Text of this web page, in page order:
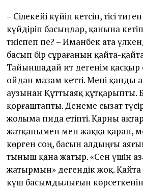
– Сілекейі күйіп кетсін, тісі
күйдіріп басыңдар, қанына
тиіспеп пе? – Иманбек ата
басып бір сұрағанын қайта-
Тайыншадай ит дегенім қасқыр
ойдан мазам кетті. Мені қанды
аузынан Құттыаяқ құтқарыпты.
қорғаштапты. Денеме сызат
жолыма пида етіпті. Қарны
жатқанымен мен жаққа қарап,
көрген соң, басын алдыңғы
тыныш қана жатыр. «Сен үшін
жатырмын» дегендік жоқ. Қайта
күш басымдылығын